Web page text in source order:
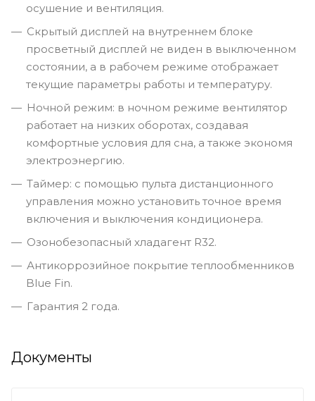
осушение и вентиляция.
Скрытый дисплей на внутреннем блоке
просветный дисплей не виден в выключенном
состоянии, а в рабочем режиме отображает
текущие параметры работы и температуру.
Ночной режим: в ночном режиме вентилятор
работает на низких оборотах, создавая
комфортные условия для сна, а также экономя
электроэнергию.
Таймер: с помощью пульта дистанционного
управления можно установить точное время
включения и выключения кондиционера.
Озонобезопасный хладагент R32.
Антикоррозийное покрытие теплообменников
Blue Fin.
Гарантия 2 года.
Документы